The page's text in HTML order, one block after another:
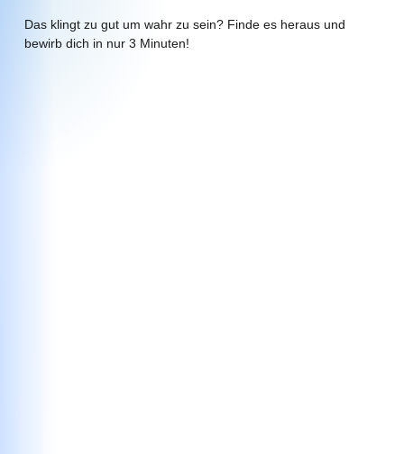
Das klingt zu gut um wahr zu sein? Finde es heraus und
bewirb dich in nur 3 Minuten!